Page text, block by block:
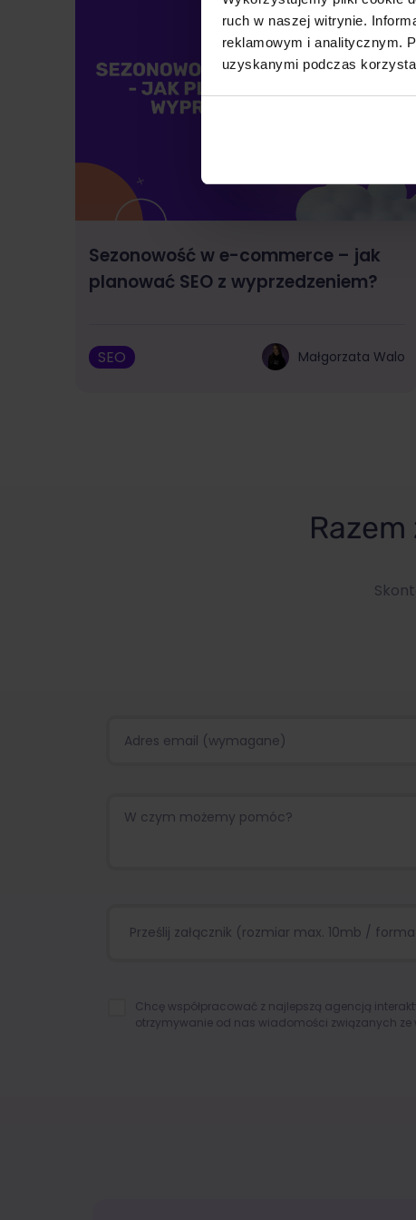
ruch w naszej witrynie.
reklamowym i analitycznym.
uzyskanymi podczas
Sezonowość w e-commerce – jak
planować SEO z wyprzedzeniem?
SEO Małgorzata Walo
Prześlij załącznik (rozmiar max. 10mb /
Chcę współpracować z najlepszą agencją
otrzymywanie od nas wiadomości związanych ze